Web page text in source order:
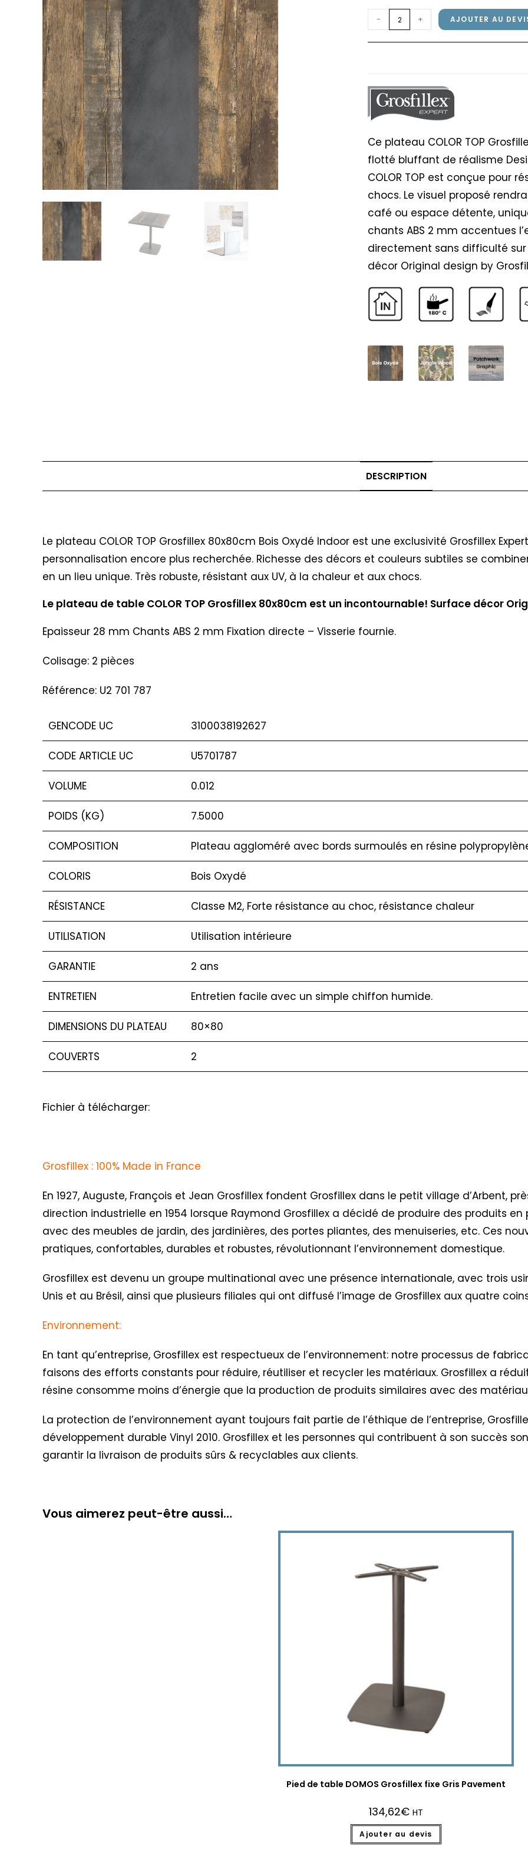
quantité
de
Plateau
Grosfillex
80x80cm
Bois
- + AJOUTER AU
Ce plateau COLOR TOP
flotté bluffant de réalisme
COLOR TOP est conçue pour
chocs. Le visuel proposé
café ou espace détente,
chants ABS 2 mm accentues
directement sans difficulté
décor Original design by
DESCRIPTION
Le plateau COLOR TOP Grosfillex 80x80cm Bois Oxydé Indoor est une exclusivité Grosfillex
personnalisation encore plus recherchée. Richesse des décors et couleurs subtiles se
en un lieu unique. Très robuste, résistant aux UV, à la chaleur et aux chocs.
Le plateau de table COLOR TOP Grosfillex 80x80cm est un incontournable! Surface décor
Epaisseur 28 mm Chants ABS 2 mm Fixation directe – Visserie fournie.
Colisage: 2 pièces
Référence: U2 701 787
GENCODE UC 3100038192627
CODE ARTICLE UC U5701787
VOLUME 0.012
POIDS (KG) 7.5000
COMPOSITION Plateau aggloméré avec bords surmoulés en résine
COLORIS Bois Oxydé
RÉSISTANCE Classe M2, Forte résistance au choc, résistance chaleur
UTILISATION Utilisation intérieure
GARANTIE 2 ans
ENTRETIEN Entretien facile avec un simple chiffon humide.
DIMENSIONS DU PLATEAU 80×80
COUVERTS 2
Fichier à télécharger:
Grosfillex : 100% Made in France
En 1927, Auguste, François et Jean Grosfillex fondent Grosfillex dans le petit village d’Arbent,
direction industrielle en 1954 lorsque Raymond Grosfillex a décidé de produire des produits
avec des meubles de jardin, des jardinières, des portes pliantes, des menuiseries, etc. Ces
pratiques, confortables, durables et robustes, révolutionnant l’environnement domestique.
Grosfillex est devenu un groupe multinational avec une présence internationale, avec trois
Unis et au Brésil, ainsi que plusieurs filiales qui ont diffusé l’image de Grosfillex aux quatre
Environnement:
En tant qu’entreprise, Grosfillex est respectueux de l’environnement: notre processus de
faisons des efforts constants pour réduire, réutiliser et recycler les matériaux. Grosfillex a
résine consomme moins d’énergie que la production de produits similaires avec des
La protection de l’environnement ayant toujours fait partie de l’éthique de l’entreprise,
développement durable Vinyl 2010. Grosfillex et les personnes qui contribuent à son succès
garantir la livraison de produits sûrs & recyclables aux clients.
Vous aimerez peut-être aussi…
Pied de table DOMOS Grosfillex fixe Gris Pavement
134,62€ HT
Ajouter au devis